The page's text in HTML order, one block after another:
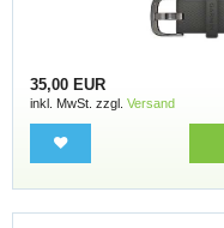
35,00 EUR
inkl. MwSt. zzgl. Versand